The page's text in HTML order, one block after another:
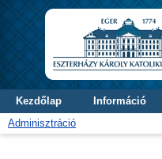
Kezdőlap Információ
Adminisztráció